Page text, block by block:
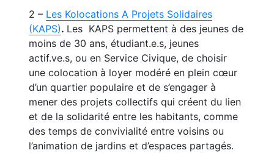
2 – Les Kolocations A Projets Solidaires
(KAPS). Les KAPS permettent à des jeunes de
moins de 30 ans, étudiant.e.s, jeunes
actif.ve.s, ou en Service Civique, de choisir
une colocation à loyer modéré en plein cœur
d’un quartier populaire et de s’engager à
mener des projets collectifs qui créent du lien
et de la solidarité entre les habitants, comme
des temps de convivialité entre voisins ou
l’animation de jardins et d’espaces partagés.